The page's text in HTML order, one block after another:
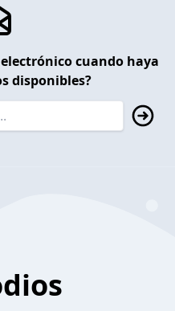
cuando haya
disponibles?